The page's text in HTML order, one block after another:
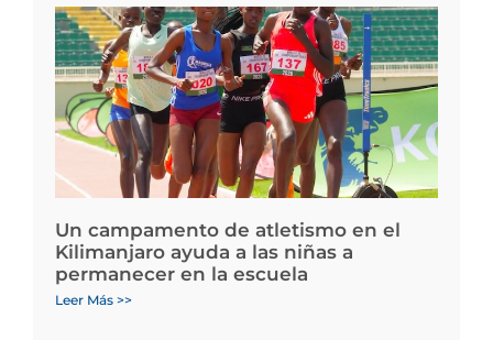
Un campamento de atletismo en el
Kilimanjaro ayuda a las niñas a
permanecer en la escuela
Leer Más >>